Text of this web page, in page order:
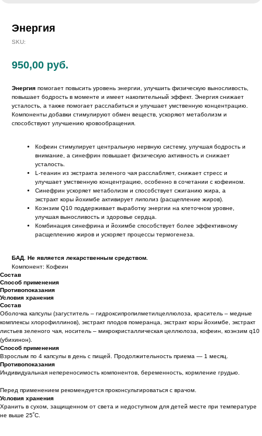
Энергия
SKU:
950,00 руб.
Энергия помогает повысить уровень энергии, улучшить физическую выносливость,
повышает бодрость в моменте и имеет накопительный эффект. Энергия снижает
усталость, а также помогает расслабиться и улучшает умственную концентрацию.
Компоненты добавки стимулируют обмен веществ, ускоряют метаболизм и
способствуют улучшению кровообращения.
Кофеин стимулирует центральную нервную систему, улучшая бодрость и
внимание, а синефрин повышает физическую активность и снижает
усталость.
L-теанин из экстракта зеленого чая расслабляет, снижает стресс и
улучшает умственную концентрацию, особенно в сочетании с кофеином.
Синефрин ускоряет метаболизм и способствует сжиганию жира, а
экстракт коры йохимбе активирует липолиз (расщепление жиров).
Коэнзим Q10 поддерживает выработку энергии на клеточном уровне,
улучшая выносливость и здоровье сердца.
Комбинация синефрина и йохимбе способствует более эффективному
расщеплению жиров и ускоряет процессы термогенеза.
БАД. Не является лекарственным средством.
Компонент: Кофеин
Состав
Способ применения
Противопоказания
Условия хранения
Состав
Оболочка капсулы (загуститель – гидроксипропилметилцеллюлоза, краситель – медные
комплексы хлорофиллинов), экстракт плодов померанца, экстракт коры йохимбе, экстракт
листьев зеленого чая, носитель – микрокристаллическая целлюлоза, кофеин, коэнзим q10
(убихинон).
Способ применения
Взрослым по 4 капсулы в день с пищей. Продолжительность приема — 1 месяц.
Противопоказания
Индивидуальная непереносимость компонентов, беременность, кормление грудью.
Перед применением рекомендуется проконсультироваться с врачом.
Условия хранения
Хранить в сухом, защищенном от света и недоступном для детей месте при температуре
не выше 25˚С.